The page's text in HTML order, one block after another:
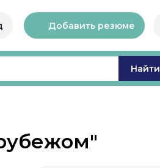
Добавить резюме
Найти